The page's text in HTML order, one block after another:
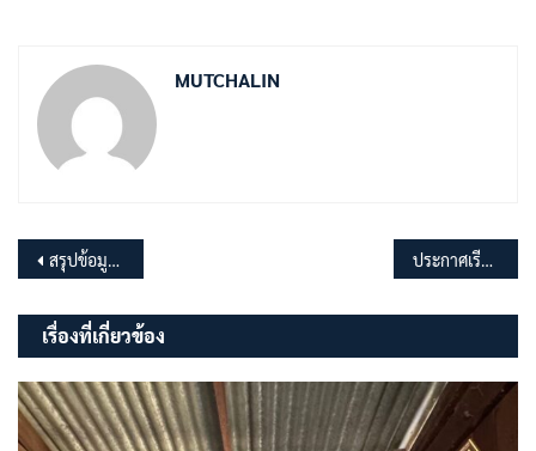
MUTCHALIN
แนะแนว
เรื่อง
สรุปข้อมูลสถิติเรื่องร้องเรียนการทุจริตและประพฤติมิชอบของเจ้าหน้าที่ของหน่วยงาน ประจำปีงบประมาณ พ.ศ.2566 ประกาศเรียกประชุมสภา อบต.มุจลินท์ สมัยสามัญ สมัยที่ 4 ประจำปี พ.ศ.2566
เรื่องที่เกี่ยวข้อง